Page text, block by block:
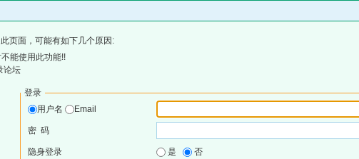
页面，可能有如下几个原因:
能使用此功能!!
论坛
登录
用户名
Email
密 码
隐身登录 是 否